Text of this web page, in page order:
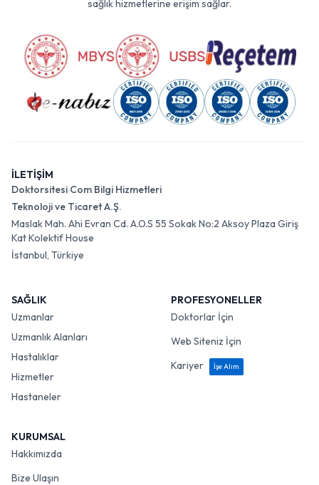
sağlık hizmetlerine erişim sağlar.
İLETİŞİM
Doktorsitesi Com Bilgi Hizmetleri
Teknoloji ve Ticaret A.Ş.
Maslak Mah. Ahi Evran Cd. A.O.S 55 Sokak No:2 Aksoy Plaza Giriş
Kat Kolektif House
İstanbul, Türkiye
SAĞLIK
Uzmanlar
Uzmanlık Alanları
Hastalıklar
Hizmetler
Hastaneler
PROFESYONELLER
Doktorlar İçin
Web Siteniz İçin
Kariyer
İşe Alım
KURUMSAL
Hakkımızda
Bize Ulaşın